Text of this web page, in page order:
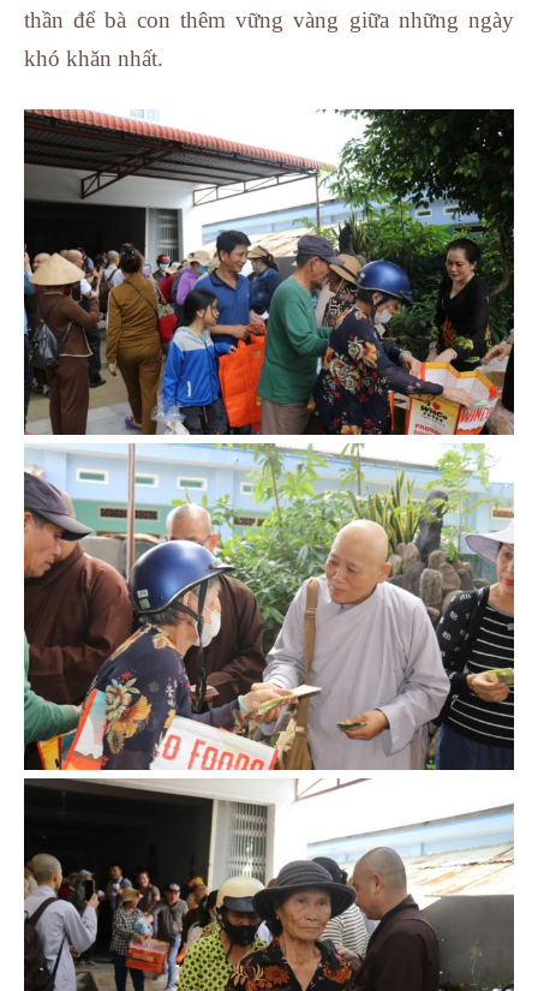
thần để bà con thêm vững vàng giữa những ngày
khó khăn nhất.